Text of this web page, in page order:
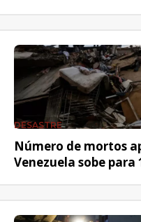
DESASTRE
Número de mortos
Venezuela sobe para